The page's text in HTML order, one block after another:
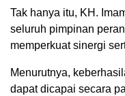
Tak hanya itu, KH.
seluruh pimpinan
memperkuat sinergi
Menurutnya,
dapat dicapai secara